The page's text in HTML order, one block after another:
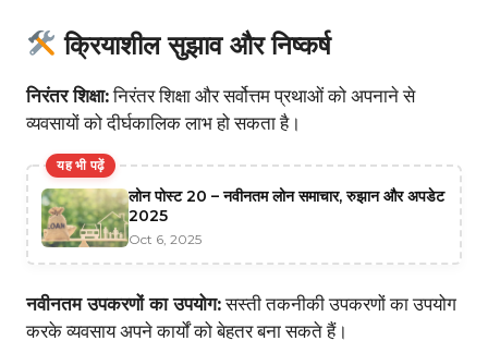
क्रियाशील सुझाव और निष्कर्ष
निरंतर शिक्षा:निरंतर शिक्षा और सर्वोत्तम प्रथाओं को अपनाने से
व्यवसायों को दीर्घकालिक लाभ हो सकता है।
यह भी पढ़ें
लोन पोस्ट 20 – नवीनतम लोन समाचार, रुझान और अपडेट
2025
Oct 6, 2025
नवीनतम उपकरणों का उपयोग:सस्ती तकनीकी उपकरणों का उपयोग
करके व्यवसाय अपने कार्यों को बेहतर बना सकते हैं।